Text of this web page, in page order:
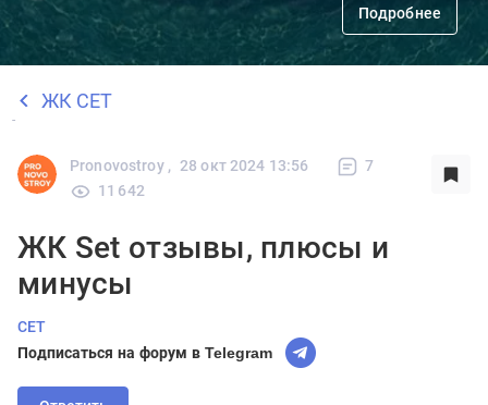
Подробнее
ЖК СЕТ
Pronovostroy , 28 окт 2024 13:56
7
11 642
ЖК Set отзывы, плюсы и
минусы
СЕТ
Подписаться на форум в Telegram